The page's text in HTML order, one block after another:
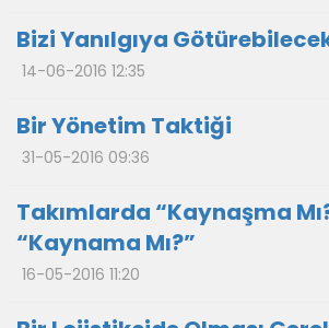
Bizi Yanılgıya
14-06-2016 12:35
Bir Yönetim Taktiği
31-05-2016 09:36
Takımlarda “Kaynaşma
“Kaynama Mı?”
16-05-2016 11:20